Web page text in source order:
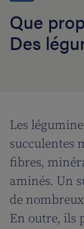
Que
Des
Les
succulentes
fibres,
aminés. Un
de
En outre, ils